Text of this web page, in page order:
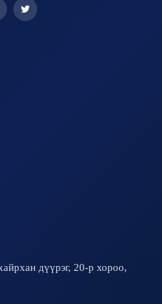
дүүрэг, 20-р хороо,